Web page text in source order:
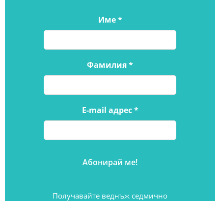
Име*
Фамилия*
E-mail адрес*
Получавайте веднъж седмично